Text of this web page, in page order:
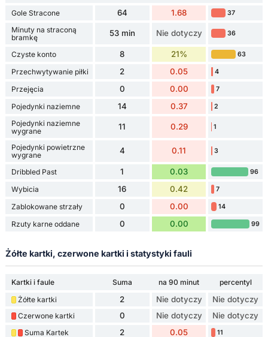
Gole Stracone 64 1.68 37
Minuty na straconą
bramkę
53 min Nie dotyczy 36
Czyste konto 8 21% 63
Przechwytywanie piłki 2 0.05 4
Przejęcia 0 0.00 7
Pojedynki naziemne 14 0.37 2
Pojedynki naziemne
wygrane
11 0.29 1
Pojedynki powietrzne
wygrane
4 0.11 3
Dribbled Past 1 0.03 96
Wybicia 16 0.42 7
Zablokowane strzały 0 0.00 14
Rzuty karne oddane 0 0.00 99
Żółte kartki, czerwone kartki i statystyki fauli
Kartki i faule Suma na 90 minut
percentyl
Żółte kartki
2 Nie dotyczy Nie dotyczy
Czerwone kartki 0 Nie dotyczy Nie dotyczy
Suma Kartek 2 0.05 11